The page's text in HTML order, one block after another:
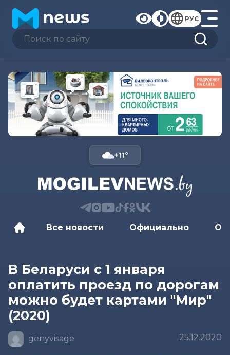
РУС
+11°
Все новости Официально
В Беларуси с 1 января
оплатить проезд по дорогам
можно будет картами "Мир"
(2020)
genyvisage 25.12.2020